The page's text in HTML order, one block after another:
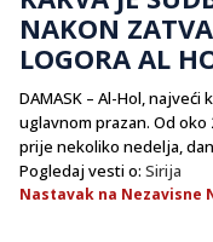
NAKON
LOGORA AL
DAMASK – Al-Hol, najveći
uglavnom prazan. Od
prije nekoliko nedelja,
Pogledaj vesti o: Sirija
Nastavak na Nezavisne